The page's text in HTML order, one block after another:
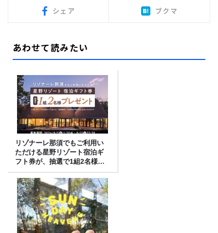
シェア ブクマ
あわせて読みたい
リゾナーレ那須でもご利用い
ただける星野リゾート宿泊ギ
フト券が、抽選で1組2名様に
プレゼント！